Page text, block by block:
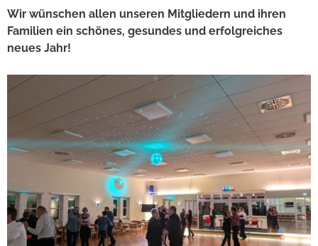
Wir wünschen allen unseren Mitgliedern und ihren
Familien ein schönes, gesundes und erfolgreiches
neues Jahr!